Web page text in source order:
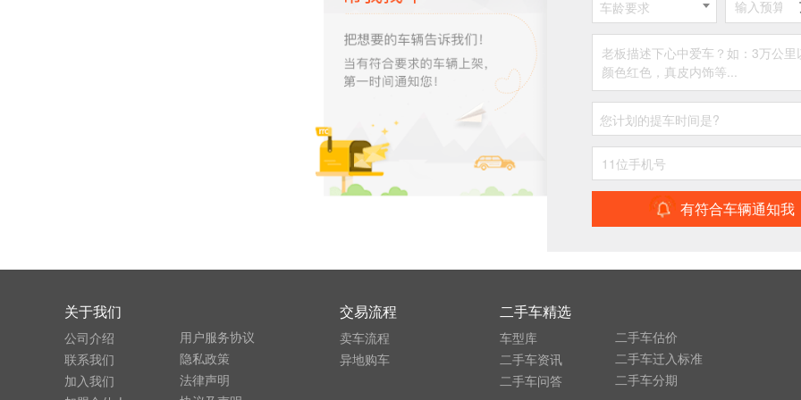
车龄要求
您计划的提车时间是?
有符合车辆通知我
关于我们
公司介绍
联系我们
加入我们
用户服务协议
隐私政策
法律声明
交易流程
卖车流程
异地购车
二手车精选
车型库
二手车资讯
二手车问答
二手车估价
二手车迁入标准
二手车分期